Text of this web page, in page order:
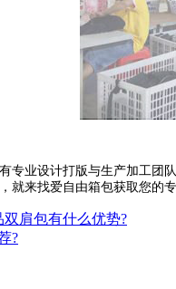
专业设计打版与生产加工团
就来找爱自由箱包获取您的
双肩包有什么优势?
?